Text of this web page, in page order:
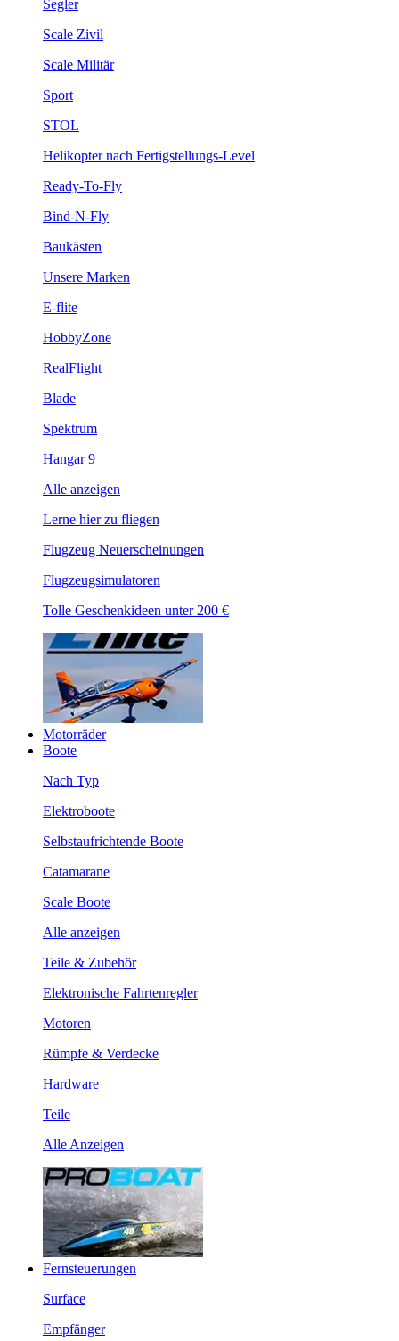
Segler
Scale Zivil
Scale Militär
Sport
STOL
Helikopter nach Fertigstellungs-Level
Ready-To-Fly
Bind-N-Fly
Baukästen
Unsere Marken
E-flite
HobbyZone
RealFlight
Blade
Spektrum
Hangar 9
Alle anzeigen
Lerne hier zu fliegen
Flugzeug Neuerscheinungen
Flugzeugsimulatoren
Tolle Geschenkideen unter 200 €
Motorräder
Boote
Nach Typ
Elektroboote
Selbstaufrichtende Boote
Catamarane
Scale Boote
Alle anzeigen
Teile & Zubehör
Elektronische Fahrtenregler
Motoren
Rümpfe & Verdecke
Hardware
Teile
Alle Anzeigen
Fernsteuerungen
Surface
Empfänger